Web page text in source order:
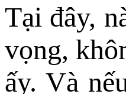
Tại đây,
vọng,
ấy. Và